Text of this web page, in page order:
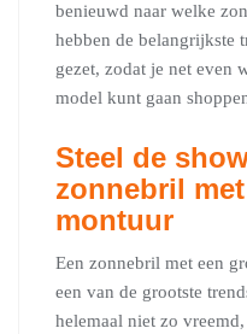
benieuwd naar welke
hebben de belangrijkste
gezet, zodat je net even
model kunt gaan
Steel de
zonnebril
montuur
Een zonnebril met een
een van de grootste
helemaal niet zo